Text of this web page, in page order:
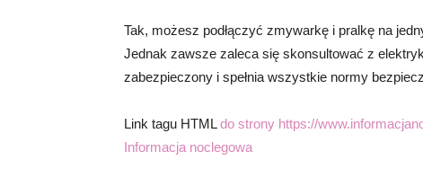
Tak, możesz podłączyć zmywarkę i pralkę na
Jednak zawsze zaleca się skonsultować z
zabezpieczony i spełnia wszystkie normy
Link tagu HTMLdo strony https://
Informacja noclegowa